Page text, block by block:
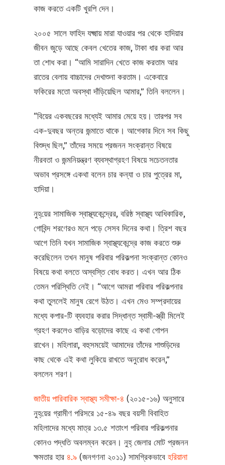
কাজ করতে একটি খুরপি দেন।
২০০৫ সালে ফাহিদ যক্ষ্মায় মারা যাওয়ার পর থেকে হাদিয়ার
জীবন জুড়ে আছে কেবল খেতের কাজ, টাকা ধার করা আর
তা শোধ করা। “আমি সারাদিন খেতে কাজ করতাম আর
রাতের বেলায় বাচ্চাদের দেখাশুনা করতাম। একেবারে
ফকিরের মতো অবস্থা দাঁড়িয়েছিল আমার,” তিনি বললেন।
“বিয়ের একবছরের মধ্যেই আমার মেয়ে হয়। তারপর সব
এক-দুবছর অন্তর জন্মাতে থাকে। আগেকার দিনে সব কিছু
বিশুদ্ধ ছিল,” তাঁদের সময়ে প্রজনন সংক্রান্ত বিষয়ে
নীরবতা ও জন্মনিয়ন্ত্রণ ব্যবস্থাগ্রহণ বিষয়ে সচেতনতার
অভাব প্রসঙ্গে একথা বলেন চার কন্যা ও চার পুত্রের মা,
হাদিয়া।
নুহ্‌য়ের সামাজিক স্বাস্থ্যকেন্দ্রের, বরিষ্ঠ স্বাস্থ্য আধিকারিক,
গোবিন্দ শরণেরও মনে পড়ে সেসব দিনের কথা। ত্রিশ বছর
আগে তিনি যখন সামাজিক স্বাস্থ্যকেন্দ্রে কাজ করতে শুরু
করেছিলেন তখন মানুষ পরিবার পরিকল্পনা সংক্রান্ত কোনও
বিষয়ে কথা বলতে অস্বস্তি বোধ করত। এখন আর ঠিক
তেমন পরিস্থিতি নেই। “আগে আমরা পরিবার পরিকল্পনার
কথা তুললেই মানুষ রেগে উঠত। এখন মেও সম্প্রদায়ের
মধ্যে কপার-টি ব্যবহার করার সিদ্ধান্ত স্বামী-স্ত্রী মিলেই
গ্রহণ করলেও বাড়ির বড়োদের কাছে এ কথা গোপন
রাখেন। মহিলারা, বহুসময়েই আমাদের তাঁদের শাশুড়িদের
কাছ থেকে এই কথা লুকিয়ে রাখতে অনুরোধ করেন,”
বললেন শরণ।
জাতীয় পারিবারিক স্বাস্থ্য সমীক্ষা-৪(২০১৫-১৬) অনুসারে
নুহ্‌য়ের গ্রামীণ পরিসরে ১৫-৪৯ বছর বয়সী বিবাহিত
মহিলাদের মধ্যে মাত্র ১৩.৫ শতাংশ পরিবার পরিকল্পনার
কোনও পদ্ধতি অবলম্বন করেন। নুহ্‌ জেলার মোট প্রজনন
ক্ষমতার হার ৪.৯(জনগণনা ২০১১) সামগ্রিকভাবেহরিয়ানা